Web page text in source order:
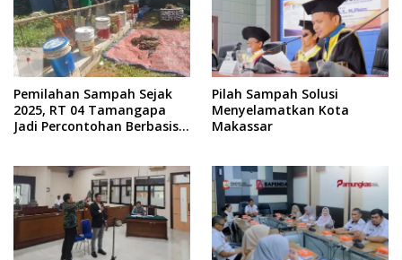
Pemilahan Sampah Sejak
2025, RT 04 Tamangapa
Jadi Percontohan Berbasis
Pilah Sampah Solusi
Menyelamatkan Kota
Makassar